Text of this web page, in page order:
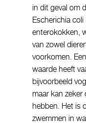
in dit geval om
Escherichia coli
enterokokken,
van zowel
voorkomen.
waarde heeft
bijvoorbeeld
maar kan zeker
hebben. Het is
zwemmen in